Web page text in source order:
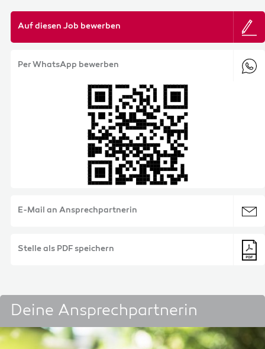
Auf diesen Job bewerben
Per WhatsApp bewerben
E-Mail an Ansprechpartnerin
Stelle als PDF speichern
Deine Ansprechpartnerin